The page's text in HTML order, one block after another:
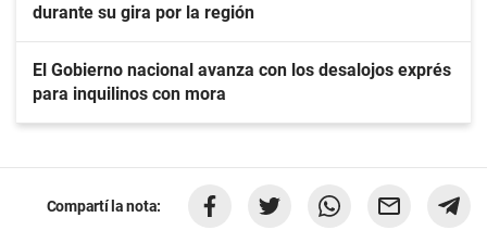
durante su gira por la región
El Gobierno nacional avanza con los desalojos exprés
para inquilinos con mora
Compartí la nota: